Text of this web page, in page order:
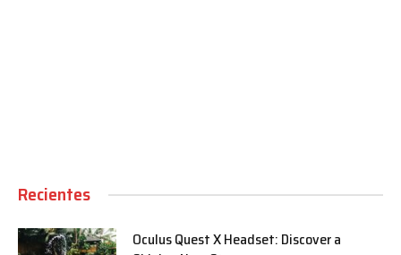
Recientes
Oculus Quest X Headset: Discover a